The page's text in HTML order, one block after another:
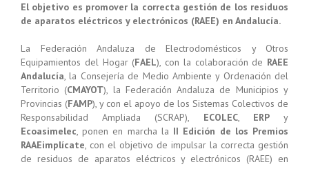
El objetivo es promover la correcta gestión de los residuos
de aparatos eléctricos y electrónicos (RAEE) en Andalucía.
La Federación Andaluza de Electrodomésticos y Otros
Equipamientos del Hogar (FAEL), con la colaboración de RAEE
Andalucía, la Consejería de Medio Ambiente y Ordenación del
Territorio (CMAYOT), la Federación Andaluza de Municipios y
Provincias (FAMP), y con el apoyo de los Sistemas Colectivos de
Responsabilidad Ampliada (SCRAP), ECOLEC, ERPy
Ecoasimelec, ponen en marcha la II Edición de los Premios
RAAEimplícate, con el objetivo de impulsar la correcta gestión
de residuos de aparatos eléctricos y electrónicos (RAEE) en